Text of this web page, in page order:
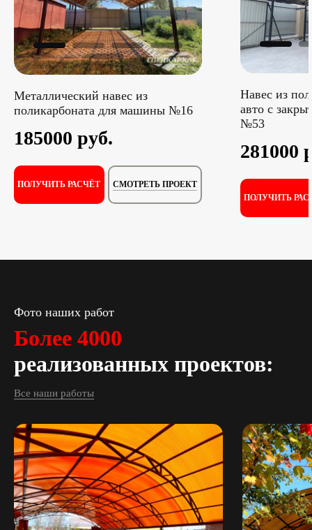
Металлический навес из
поликарбоната для машины №16
185000 руб.
ПОЛУЧИТЬ РАСЧЁТ СМОТРЕТЬ ПРОЕКТ
Навес из
авто с
№53
281000
ПОЛУЧИТЬ
Фото наших работ
Более 4000
реализованных проектов:
Все наши работы